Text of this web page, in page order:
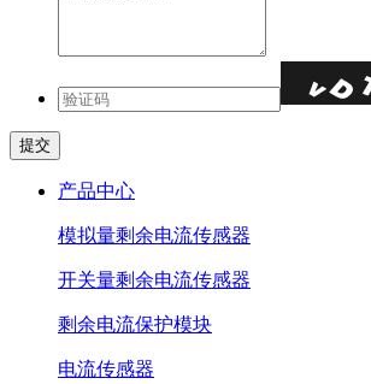
产品中心
模拟量剩余电流传感器
开关量剩余电流传感器
剩余电流保护模块
电流传感器